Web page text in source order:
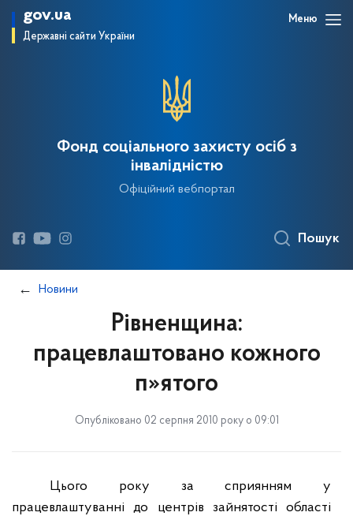
gov.ua
Державні сайти України
Меню
Фонд соціального захисту осіб з
інвалідністю
Офіційний вебпортал
Пошук
Новини
Рівненщина:
працевлаштовано кожного
п»ятого
Опубліковано 02 серпня 2010 року о 09:01
Цього року за сприянням у
працевлаштуванні до центрів зайнятості області